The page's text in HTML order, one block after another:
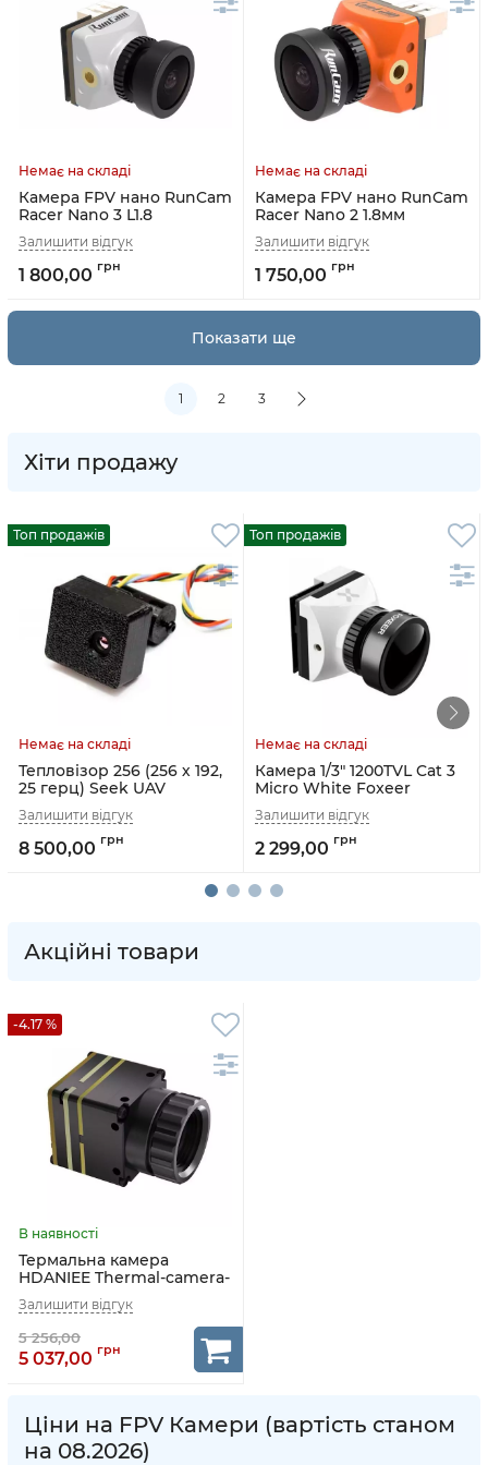
Камера FPV нано RunCam
Racer Nano 3 L1.8
1 800,00
Камера FPV нано RunCam
Racer Nano 2 1.8мм
1 750,00
Показати ще
1 2 3
Хіти продажу
Топ продажів
Тепловізор 256 (256 х 192,
25 герц) Seek UAV
8 500,00
Топ продажів
Камера 1/3" 1200TVL Cat 3
Micro White Foxeer
2 299,00
Акційні товари
-4.17 %
Термальна камера
HDANIEE Thermal-camera-
256×192
5 037,00
Ціни на FPV Камери (вартість станом
на 08.2026)